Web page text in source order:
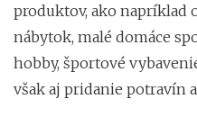
produktov, ako napríklad
nábytok, malé domáce
hobby, športové
však aj pridanie potravín